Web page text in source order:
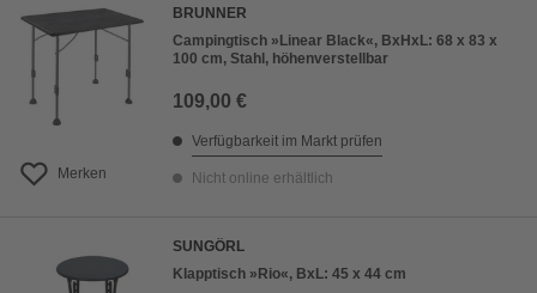
Merken
BRUNNER
Campingtisch »Linear Black«, BxHxL: 68 x 83 x
100 cm, Stahl, höhenverstellbar
109,00 €
Verfügbarkeit im Markt prüfen
Nicht online erhältlich
SUNGÖRL
Klapptisch »Rio«, BxL: 45 x 44 cm